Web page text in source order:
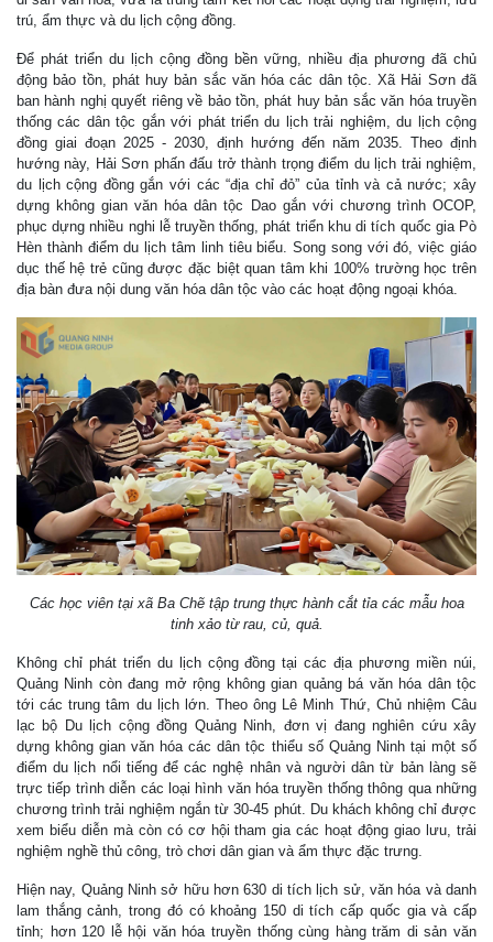
trú, ẩm thực và du lịch cộng đồng.
Để phát triển du lịch cộng đồng bền vững, nhiều địa phương đã chủ
động bảo tồn, phát huy bản sắc văn hóa các dân tộc. Xã Hải Sơn đã
ban hành nghị quyết riêng về bảo tồn, phát huy bản sắc văn hóa truyền
thống các dân tộc gắn với phát triển du lịch trải nghiệm, du lịch cộng
đồng giai đoạn 2025 - 2030, định hướng đến năm 2035. Theo định
hướng này, Hải Sơn phấn đấu trở thành trọng điểm du lịch trải nghiệm,
du lịch cộng đồng gắn với các “địa chỉ đỏ” của tỉnh và cả nước; xây
dựng không gian văn hóa dân tộc Dao gắn với chương trình OCOP,
phục dựng nhiều nghi lễ truyền thống, phát triển khu di tích quốc gia Pò
Hèn thành điểm du lịch tâm linh tiêu biểu. Song song với đó, việc giáo
dục thế hệ trẻ cũng được đặc biệt quan tâm khi 100% trường học trên
địa bàn đưa nội dung văn hóa dân tộc vào các hoạt động ngoại khóa.
Các học viên tại xã Ba Chẽ tập trung thực hành cắt tỉa các mẫu hoa
tinh xảo từ rau, củ, quả.
Không chỉ phát triển du lịch cộng đồng tại các địa phương miền núi,
Quảng Ninh còn đang mở rộng không gian quảng bá văn hóa dân tộc
tới các trung tâm du lịch lớn. Theo ông Lê Minh Thứ, Chủ nhiệm Câu
lạc bộ Du lịch cộng đồng Quảng Ninh, đơn vị đang nghiên cứu xây
dựng không gian văn hóa các dân tộc thiểu số Quảng Ninh tại một số
điểm du lịch nổi tiếng để các nghệ nhân và người dân từ bản làng sẽ
trực tiếp trình diễn các loại hình văn hóa truyền thống thông qua những
chương trình trải nghiệm ngắn từ 30-45 phút. Du khách không chỉ được
xem biểu diễn mà còn có cơ hội tham gia các hoạt động giao lưu, trải
nghiệm nghề thủ công, trò chơi dân gian và ẩm thực đặc trưng.
Hiện nay, Quảng Ninh sở hữu hơn 630 di tích lịch sử, văn hóa và danh
lam thắng cảnh, trong đó có khoảng 150 di tích cấp quốc gia và cấp
tỉnh; hơn 120 lễ hội văn hóa truyền thống cùng hàng trăm di sản văn